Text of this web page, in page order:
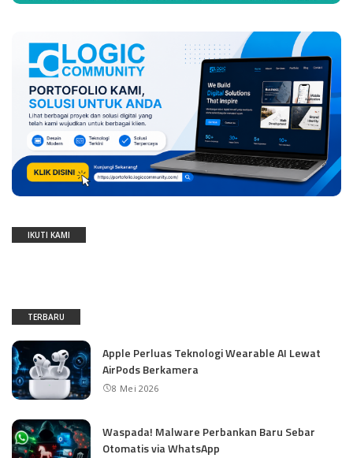
IKUTI KAMI
TERBARU
Apple Perluas Teknologi Wearable AI Lewat
AirPods Berkamera
8 Mei 2026
Waspada! Malware Perbankan Baru Sebar
Otomatis via WhatsApp